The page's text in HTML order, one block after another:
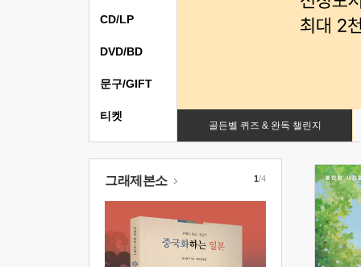
골든벨 퀴즈 & 완독 챌린지
CD/LP
DVD/BD
문구/GIFT
티켓
그래제본소 1/4